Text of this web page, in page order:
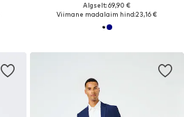
Algselt: 69,90 €
Viimane madalaim hind:23,16 €